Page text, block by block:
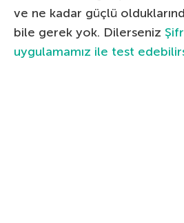
ve ne kadar güçlü
bile gerek yok. Dilerseniz
uygulamamız ile test